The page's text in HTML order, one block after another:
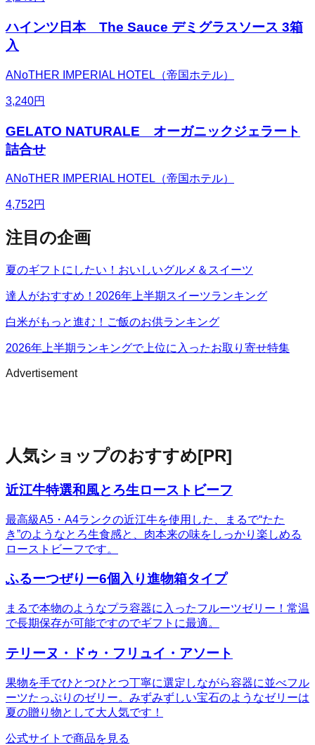
ハインツ日本 The Sauce デミグラスソース 3箱
入
ANoTHER IMPERIAL HOTEL（帝国ホテル）
3,240円
GELATO NATURALE オーガニックジェラート
詰合せ
ANoTHER IMPERIAL HOTEL（帝国ホテル）
4,752円
注目の企画
夏のギフトにしたい！おいしいグルメ＆スイーツ
達人がおすすめ！2026年上半期スイーツランキング
白米がもっと進む！ご飯のお供ランキング
2026年上半期ランキングで上位に入ったお取り寄せ特集
Advertisement
人気ショップのおすすめ[PR]
近江牛特選和風とろ生ローストビーフ
最高級A5・A4ランクの近江牛を使用した、まるで“たた
き”のようなとろ生食感と、肉本来の味をしっかり楽しめる
ローストビーフです。
ふるーつぜりー6個入り進物箱タイプ
まるで本物のようなプラ容器に入ったフルーツゼリー！常温
で長期保存が可能ですのでギフトに最適。
テリーヌ・ドゥ・フリュイ・アソート
果物を手でひとつひとつ丁寧に選定しながら容器に並べフル
ーツたっぷりのゼリー。みずみずしい宝石のようなゼリーは
夏の贈り物として大人気です！
公式サイトで商品を見る